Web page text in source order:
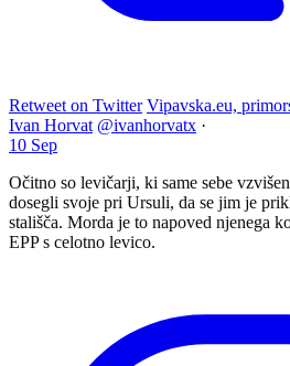
Retweet on Twitter Vipavska.eu,
Ivan Horvat @ivanhorvatx ·
10 Sep
Očitno so levičarji, ki same sebe
dosegli svoje pri Ursuli, da se jim je
stališča. Morda je to napoved njenega
EPP s celotno levico.